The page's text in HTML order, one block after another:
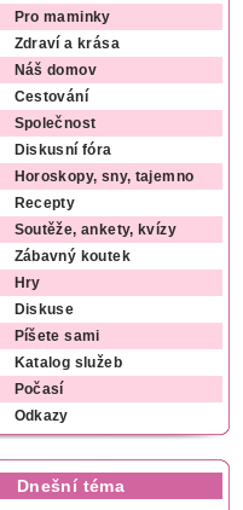
Pro maminky
Zdraví a krása
Náš domov
Cestování
Společnost
Diskusní fóra
Horoskopy, sny, tajemno
Recepty
Soutěže, ankety, kvízy
Zábavný koutek
Hry
Diskuse
Píšete sami
Katalog služeb
Počasí
Odkazy
Dnešní téma